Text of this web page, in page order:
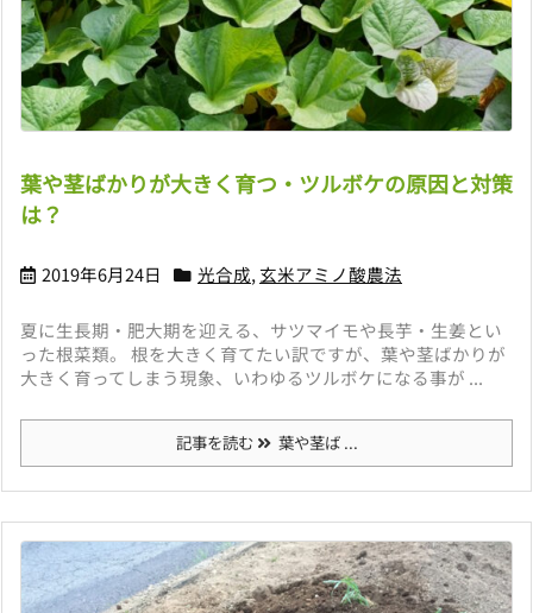
葉や茎ばかりが大きく育つ・ツルボケの原因と対策
は？
2019年6月24日 光合成,玄米アミノ酸農法
夏に生長期・肥大期を迎える、サツマイモや長芋・生姜とい
った根菜類。 根を大きく育てたい訳ですが、葉や茎ばかりが
大きく育ってしまう現象、いわゆるツルボケになる事が ...
記事を読む 葉や茎ば ...